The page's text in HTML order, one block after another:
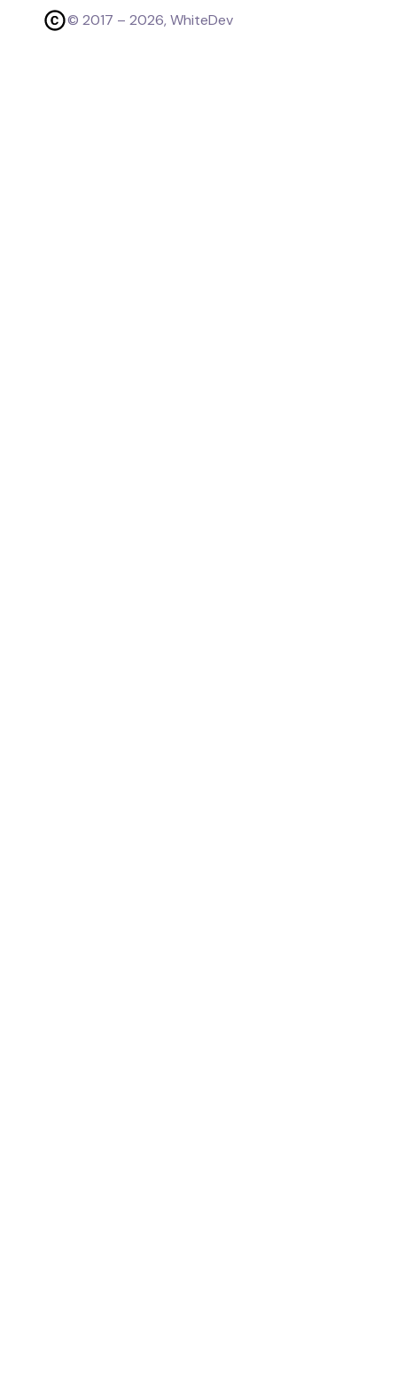
© 2017 – 2026, WhiteDev